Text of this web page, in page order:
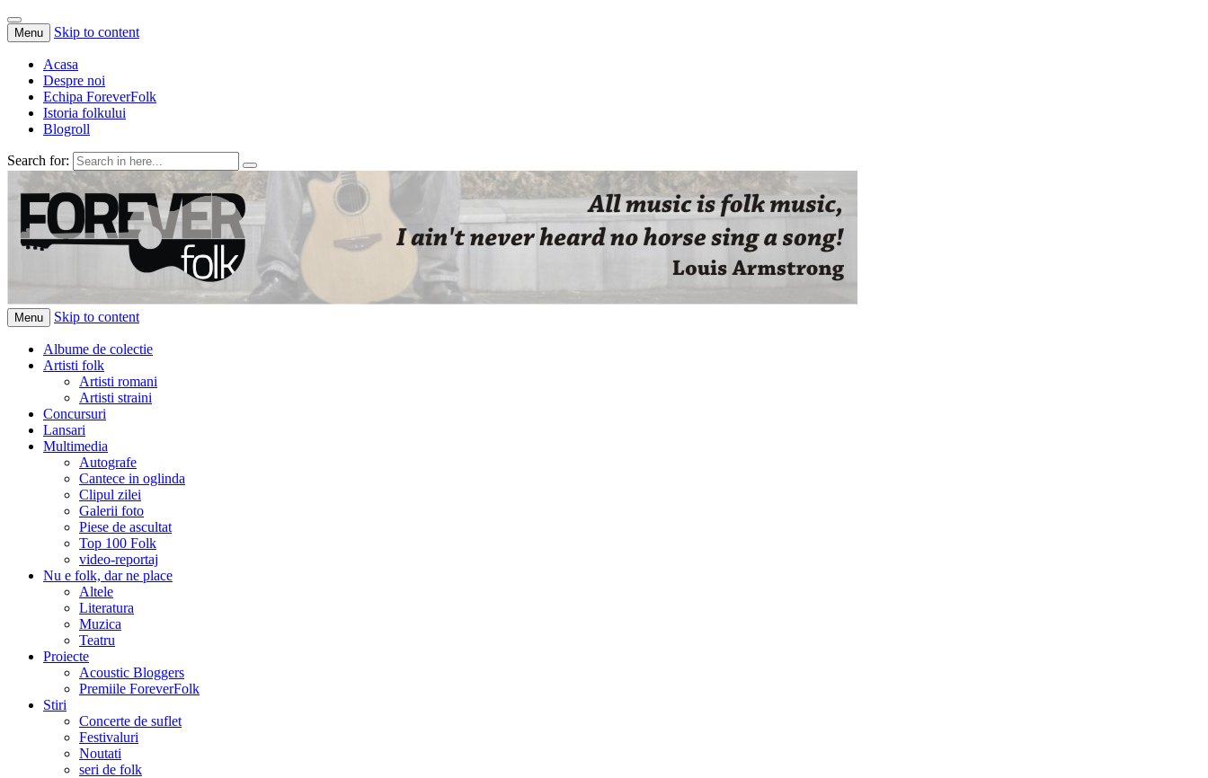
Menu Skip to content
Acasa
Despre noi
Echipa ForeverFolk
Istoria folkului
Blogroll
Search for:
ForeverFolk
Muzica sufletului tau
Menu Skip to content
Albume de colectie
Artisti folk
Artisti romani
Artisti straini
Concursuri
Lansari
Multimedia
Autografe
Cantece in oglinda
Clipul zilei
Galerii foto
Piese de ascultat
Top 100 Folk
video-reportaj
Nu e folk, dar ne place
Altele
Literatura
Muzica
Teatru
Proiecte
Acoustic Bloggers
Premiile ForeverFolk
Stiri
Concerte de suflet
Festivaluri
Noutati
seri de folk